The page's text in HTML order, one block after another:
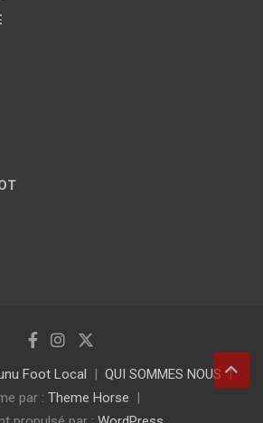
Foot Local
QUI SOMMES NOUS
par : Theme Horse